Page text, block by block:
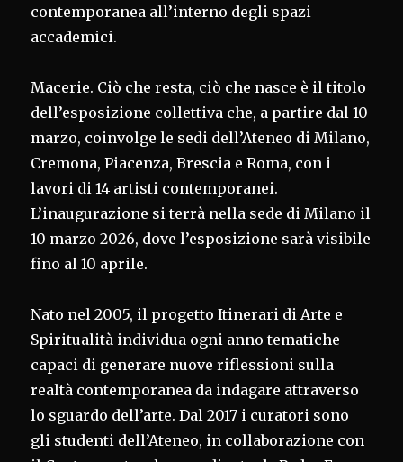
contemporanea all’interno degli spazi
accademici.
Macerie. Ciò che resta, ciò che nasce è il titolo
dell’esposizione collettiva che, a partire dal 10
marzo, coinvolge le sedi dell’Ateneo di Milano,
Cremona, Piacenza, Brescia e Roma, con i
lavori di 14 artisti contemporanei.
L’inaugurazione si terrà nella sede di Milano il
10 marzo 2026, dove l’esposizione sarà visibile
fino al 10 aprile.
Nato nel 2005, il progetto Itinerari di Arte e
Spiritualità individua ogni anno tematiche
capaci di generare nuove riflessioni sulla
realtà contemporanea da indagare attraverso
lo sguardo dell’arte. Dal 2017 i curatori sono
gli studenti dell’Ateneo, in collaborazione con